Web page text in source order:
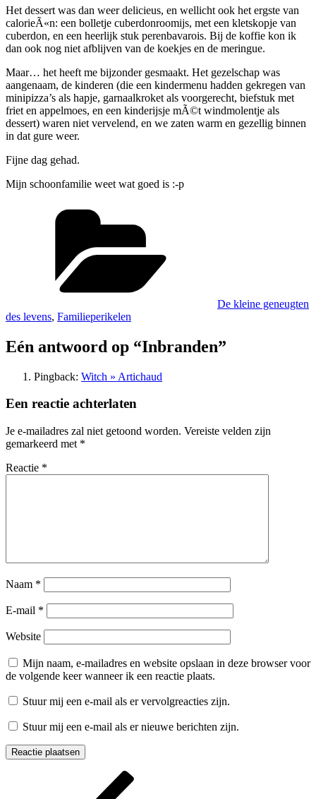
Het dessert was dan weer delicieus, en wellicht ook het ergste van
calorieÃ«n: een bolletje cuberdonroomijs, met een kletskopje van
cuberdon, en een heerlijk stuk perenbavarois. Bij de koffie kon ik
dan ook nog niet afblijven van de koekjes en de meringue.
Maar… het heeft me bijzonder gesmaakt. Het gezelschap was
aangenaam, de kinderen (die een kindermenu hadden gekregen van
minipizza’s als hapje, garnaalkroket als voorgerecht, biefstuk met
friet en appelmoes, en een kinderijsje mÃ©t windmolentje als
dessert) waren niet vervelend, en we zaten warm en gezellig binnen
in dat gure weer.
Fijne dag gehad.
Mijn schoonfamilie weet wat goed is :-p
De kleine geneugten
des levens, Familieperikelen
Eén antwoord op “Inbranden”
Pingback: Witch » Artichaud
Een reactie achterlaten
Je e-mailadres zal niet getoond worden. Vereiste velden zijn
gemarkeerd met *
Reactie *
Naam *
E-mail *
Website
Mijn naam, e-mailadres en website opslaan in deze browser voor
de volgende keer wanneer ik een reactie plaats.
Stuur mij een e-mail als er vervolgreacties zijn.
Stuur mij een e-mail als er nieuwe berichten zijn.
Berichtnavigatie